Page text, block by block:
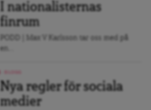
I nationalisternas
finrum
PODD | Max V Karlsson tar oss med på
en...
Nya regler för sociala
medier